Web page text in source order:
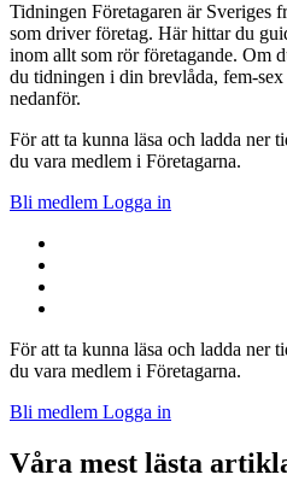
Tidningen Företagaren är Sveriges
som driver företag. Här hittar du
inom allt som rör företagande. Om
du tidningen i din brevlåda, fem-
nedanför.
För att ta kunna läsa och ladda ner
du vara medlem i Företagarna.
Bli medlem Logga in
För att ta kunna läsa och ladda ner
du vara medlem i Företagarna.
Bli medlem Logga in
Våra mest lästa